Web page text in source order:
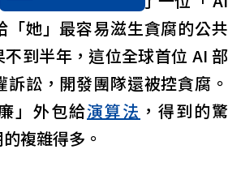
「她」最容易滋生貪腐的公共
到半年，這位全球首位 AI 部
訴訟，開發團隊還被控貪腐。
」外包給演算法 ，得到的驚
複雜得多。